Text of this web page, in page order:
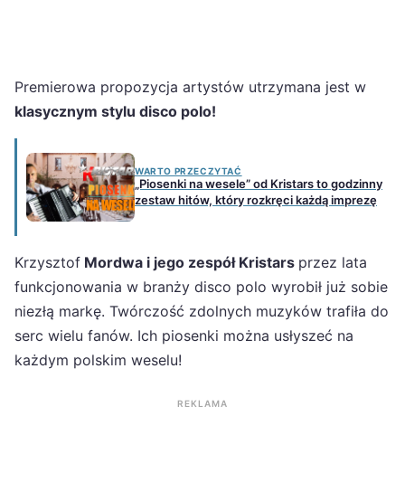
Premierowa propozycja artystów utrzymana jest w
klasycznym stylu disco polo!
WARTO PRZECZYTAĆ
„Piosenki na wesele” od Kristars to godzinny
zestaw hitów, który rozkręci każdą imprezę
Krzysztof Mordwa i jego zespół Kristars przez lata
funkcjonowania w branży disco polo wyrobił już sobie
niezłą markę. Twórczość zdolnych muzyków trafiła do
serc wielu fanów. Ich piosenki można usłyszeć na
każdym polskim weselu!
REKLAMA